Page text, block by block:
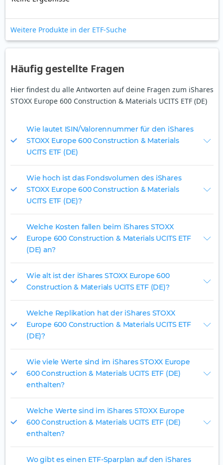
Weitere Produkte in der ETF-Suche
Häufig gestellte Fragen
Hier findest du alle Antworten auf deine Fragen zum iShares
STOXX Europe 600 Construction & Materials UCITS ETF (DE)
Wie lautet ISIN/Valorennummer für den iShares
STOXX Europe 600 Construction & Materials
UCITS ETF (DE)
Wie hoch ist das Fondsvolumen des iShares
STOXX Europe 600 Construction & Materials
UCITS ETF (DE)?
Welche Kosten fallen beim iShares STOXX
Europe 600 Construction & Materials UCITS ETF
(DE) an?
Wie alt ist der iShares STOXX Europe 600
Construction & Materials UCITS ETF (DE)?
Welche Replikation hat der iShares STOXX
Europe 600 Construction & Materials UCITS ETF
(DE)?
Wie viele Werte sind im iShares STOXX Europe
600 Construction & Materials UCITS ETF (DE)
enthalten?
Welche Werte sind im iShares STOXX Europe
600 Construction & Materials UCITS ETF (DE)
enthalten?
Wo gibt es einen ETF-Sparplan auf den iShares